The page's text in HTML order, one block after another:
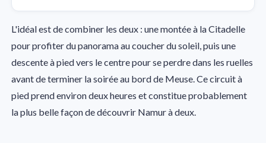
L'idéal est de combiner les deux : une montée à la Citadelle
pour profiter du panorama au coucher du soleil, puis une
descente à pied vers le centre pour se perdre dans les ruelles
avant de terminer la soirée au bord de Meuse. Ce circuit à
pied prend environ deux heures et constitue probablement
la plus belle façon de découvrir Namur à deux.